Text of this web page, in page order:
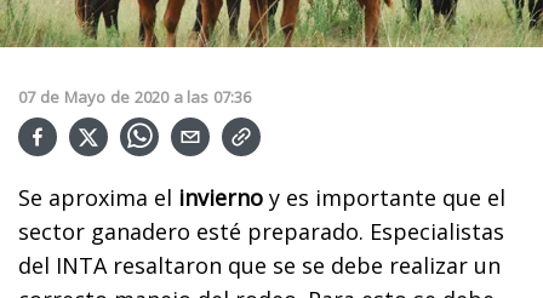
07 de Mayo de 2020 a las 07:36
Se aproxima el invierno y es importante que el
sector ganadero esté preparado. Especialistas
del INTA resaltaron que se se debe realizar un